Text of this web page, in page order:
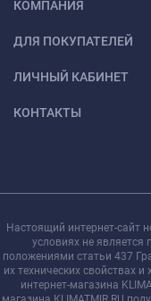
КОМПАНИЯ
ДЛЯ ПОКУПАТЕЛЕЙ
ЛИЧНЫЙ КАБИНЕТ
КОНТАКТЫ
Настоящий интернет-сайт
условиях не является
положениями статьи 437
их технических свойствах
интернет-магазина